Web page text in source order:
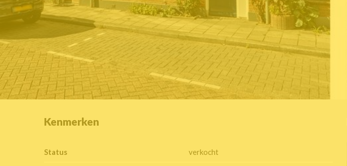
Kenmerken
Status verkocht